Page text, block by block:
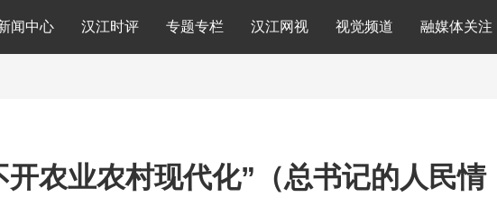
闻中心 汉江时评 专题专栏 汉江网视 视觉频道 融媒体关注
农业农村现代化”（总书记的人民情